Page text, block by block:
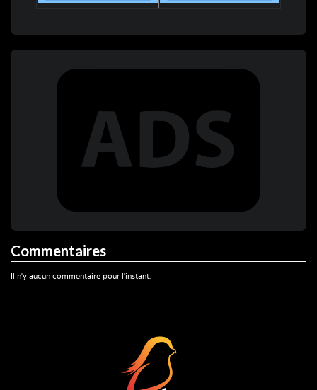
Commentaires
Il n'y aucun commentaire pour l'instant.